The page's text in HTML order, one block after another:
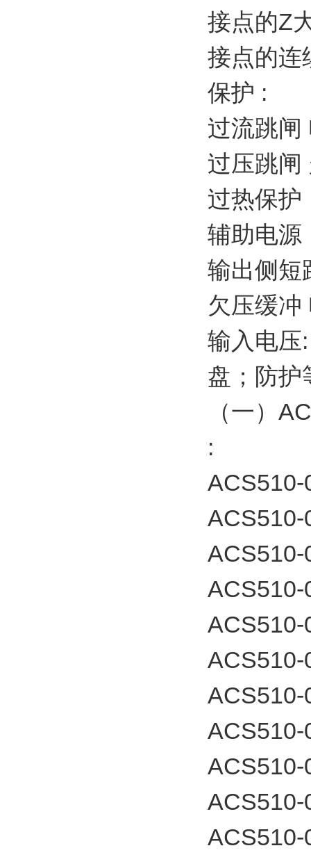
接点的Z
接点的连
保护 :
过流跳闸
过压跳
过热保
辅助电源
输出侧短
欠压缓冲
输入电压
盘；防护
（一）
: